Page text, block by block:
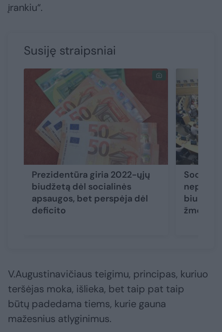
įrankiu“.
Susiję straipsniai
Prezidentūra giria 2022-ųjų
biudžetą dėl socialinės
apsaugos, bet perspėja dėl
deficito
žmonių
V.Augustinavičiaus teigimu, principas, kuriuo
teršėjas moka, išlieka, bet taip pat taip
būtų padedama tiems, kurie gauna
mažesnius atlyginimus.